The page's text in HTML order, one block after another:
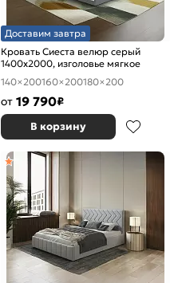
Доставим завтра
Кровать Сиеста велюр серый
1400x2000, изголовье мягкое
140×200160×200180×200
от 19 790₽
В корзину